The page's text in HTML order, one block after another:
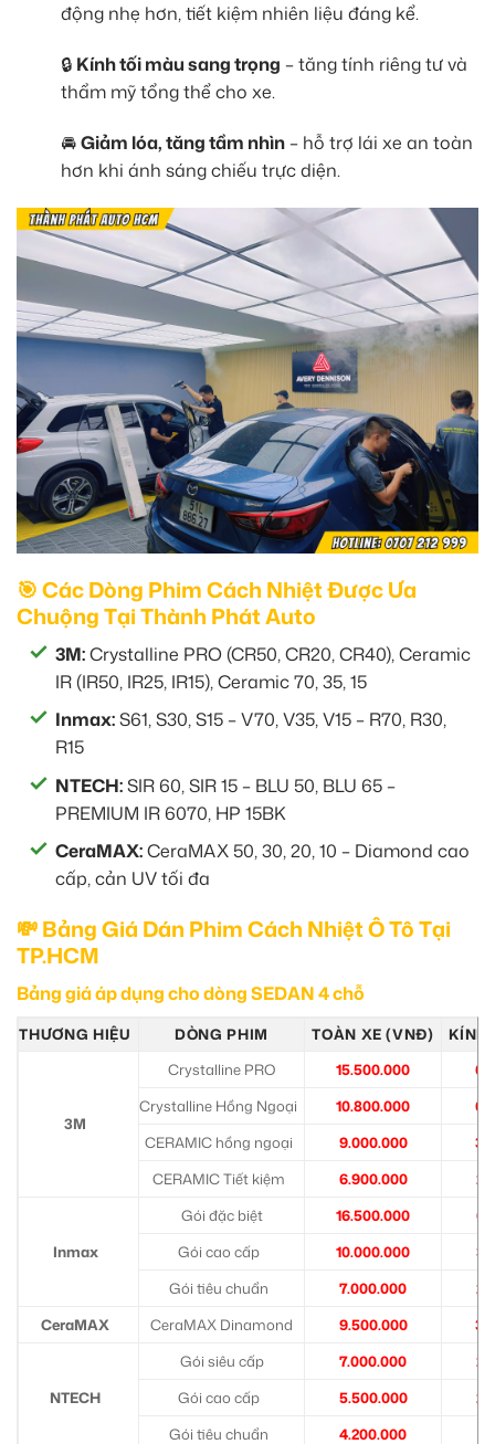
động nhẹ hơn, tiết kiệm nhiên liệu đáng kể.
🔒 Kính tối màu sang trọng – tăng tính riêng tư và
thẩm mỹ tổng thể cho xe.
🚘Giảm lóa, tăng tầm nhìn – hỗ trợ lái xe an toàn
hơn khi ánh sáng chiếu trực diện.
🎯 Các Dòng Phim Cách Nhiệt Được Ưa
Chuộng Tại Thành Phát Auto
3M:Crystalline PRO (CR50, CR20, CR40), Ceramic
IR (IR50, IR25, IR15), Ceramic 70, 35, 15
Inmax:S61, S30, S15 – V70, V35, V15 – R70, R30,
R15
NTECH:SIR 60, SIR 15 – BLU 50, BLU 65 –
PREMIUM IR 6070, HP 15BK
CeraMAX:CeraMAX 50, 30, 20, 10 – Diamond cao
cấp, cản UV tối đa
💸 Bảng Giá Dán Phim Cách Nhiệt Ô Tô Tại
TP.HCM
Bảng giá áp dụng cho dòng SEDAN 4 chỗ
THƯƠNG HIỆU DÒNG PHIM TOÀN XE (VNĐ) KÍNH
3M
Crystalline PRO 15.500.000
Crystalline Hồng Ngoại
10.800.000
CERAMIC hồng ngoại
9.000.000
CERAMIC Tiết kiệm
6.900.000
Inmax
Gói đặc biệt 16.500.000
Gói cao cấp
10.000.000
Gói tiêu chuẩn
7.000.000
CeraMAX
CeraMAX Dinamond 9.500.000
NTECH
Gói siêu cấp 7.000.000
Gói cao cấp
5.500.000
Gói tiêu chuẩn
4.200.000